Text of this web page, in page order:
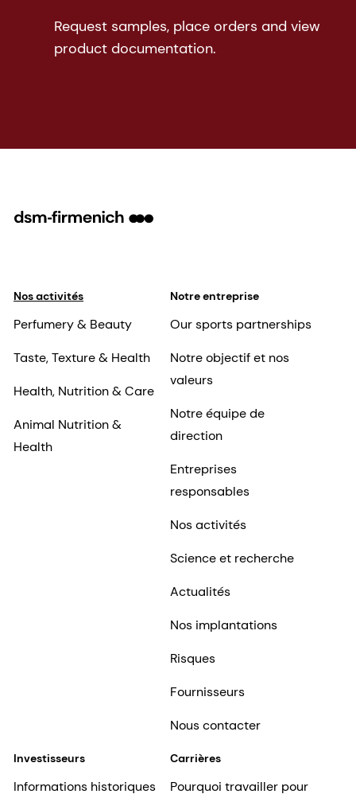
Request samples, place orders and view
product documentation.
Nos activités
Perfumery & Beauty
Taste, Texture & Health
Health, Nutrition & Care
Animal Nutrition &
Health
Notre entreprise
Our sports partnerships
Notre objectif et nos
valeurs
Notre équipe de
direction
Entreprises
responsables
Nos activités
Science et recherche
Actualités
Nos implantations
Risques
Fournisseurs
Nous contacter
Investisseurs
Informations historiques
Carrières
Pourquoi travailler pour